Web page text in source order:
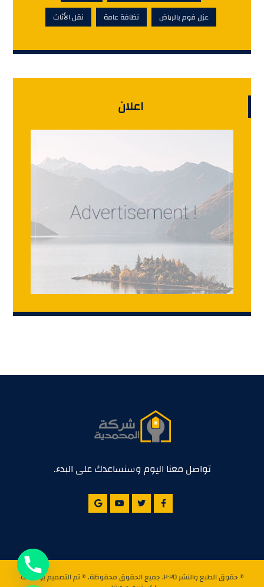
عزل فوم بالرياض
نظافة عامة نقل الأثاث
اعلان
تواصل معنا اليوم وسنساعدك على البدء.
© حقوق الطبع والنشر ٢٠٢٥. جميع الحقوق محفوظة. © تم التصميم بواسطة